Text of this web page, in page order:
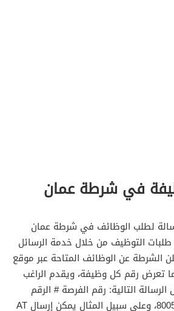
في شرطة عمان
لطلب الوظائف في شرطة عمان
طلبات التوظيف من خلال خدمة الرسائل
الشرطة عن الوظائف المتاحة عبر موقع
تعرض رقم كل وظيفة، ويقدم الراغب
التالية: رقم الفرصة # الرقم
المدني AT إلى الرقم 80057، وعلى سبيل المثال يمكن إرسال AT